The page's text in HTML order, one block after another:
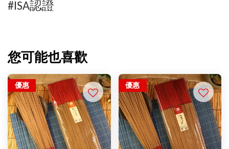
#ISA認證
您可能也喜歡
優惠 優惠